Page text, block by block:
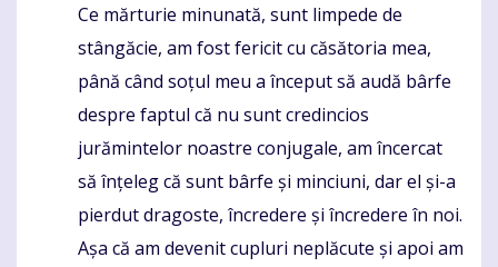
Komentaras
Ce mărturie minunată, sunt limpede de
stângăcie, am fost fericit cu căsătoria mea,
până când soțul meu a început să audă bârfe
despre faptul că nu sunt credincios
jurămintelor noastre conjugale, am încercat
să înțeleg că sunt bârfe și minciuni, dar el și-a
pierdut dragoste, încredere și încredere în noi.
Așa că am devenit cupluri neplăcute și apoi am